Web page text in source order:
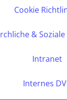
Cookie
&
Intranet
Internes